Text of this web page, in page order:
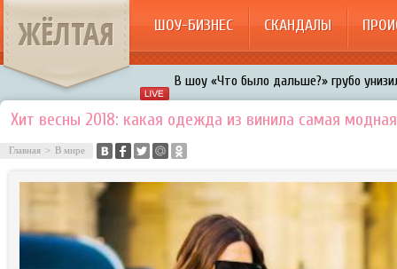
ЖЁЛТАЯ ШОУ-БИЗНЕС СКАНДАЛЫ
Авербух зарождает в Бузовой новый
воровками
Галкин променял Дроботенко на
В шоу «Что было дальше?» грубо
Хит весны 2018: какая одежда из винила самая
Главная > В мире